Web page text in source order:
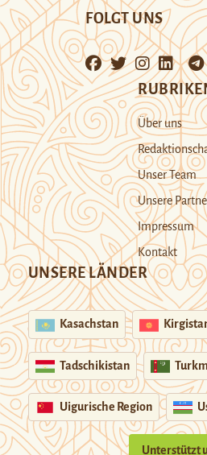
FOLGT UNS
Über uns
Unser Team
Unsere
Impressum
Kontakt
UNSERE LÄNDER
Kasachstan
Tadschikistan
Uigurische Region
Unterstützt